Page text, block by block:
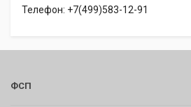
Телефон: +7(499)583-12-91
ФСП